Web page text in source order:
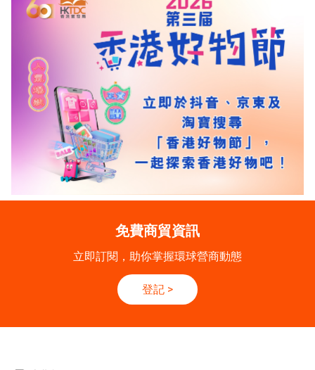
免費商貿資訊
立即訂閱，助你掌握環球營商動態
登記 >